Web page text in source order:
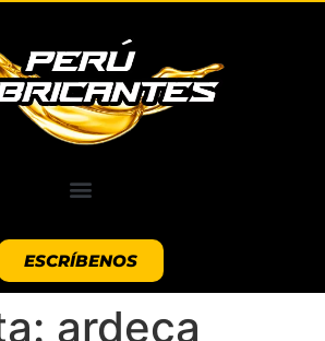
ESCRÍBENOS
ardeca